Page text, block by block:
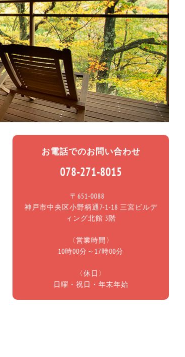
お電話でのお問い合わせ
078-271-8015
〒651-0088
神戸市中央区小野柄通7-1-18 三宮ビルデ
ィング北館 3階
〈営業時間〉
10時00分～17時00分
〈休日〉
日曜・祝日・年末年始